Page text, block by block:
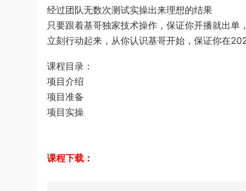
经过团队无数次测试实操出来理想的结果
只要跟着基哥独家技术操作，保证你开播就出单
立刻行动起来，从你认识基哥开始，保证你在
课程目录：
项目介绍
项目准备
项目实操
课程下载：